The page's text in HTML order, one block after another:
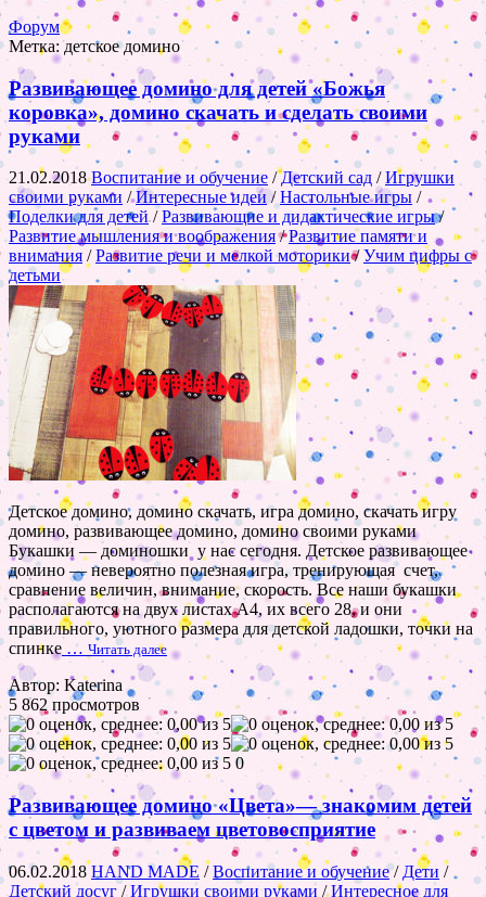
Форум
Метка:детское домино
Развивающее домино для детей «Божья
коровка», домино скачать и сделать своими
руками
21.02.2018Воспитание и обучение /Детский сад /Игрушки
своими руками /Интересные идеи /Настольные игры /
Поделки для детей/Развивающие и дидактические игры/
Развитие мышления и воображения/Развитие памяти и
внимания /Развитие речи и мелкой моторики/Учим цифры с
детьми
Детское домино, домино скачать, игра домино, скачать игру
домино, развивающее домино, домино своими руками
Букашки — доминошки у нас сегодня. Детское развивающее
домино — невероятно полезная игра, тренирующая счет,
сравнение величин, внимание, скорость. Все наши букашки
располагаются на двух листах А4, их всего 28, и они
правильного, уютного размера для детской ладошки, точки на
спинке … Читать далее
Автор: Katerina
5 862 просмотров
0
Развивающее домино «Цвета»— знакомим детей
с цветом и развиваем цветовосприятие
06.02.2018HAND MADE /Воспитание и обучение/ Дети /
Детский досуг /Игрушки своими руками /Интересное для